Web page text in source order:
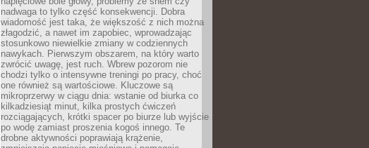
nadwaga to tylko część konsekwencji. Dobra
wiadomość jest taka, że większość z nich można
złagodzić, a nawet im zapobiec, wprowadzając
stosunkowo niewielkie zmiany w codziennych
nawykach. Pierwszym obszarem, na który warto
zwrócić uwagę, jest ruch. Wbrew pozorom nie
chodzi tylko o intensywne treningi po pracy, choć
one również są wartościowe. Kluczowe są
mikroprzerwy w ciągu dnia: wstanie od biurka co
kilkadziesiąt minut, kilka prostych ćwiczeń
rozciągających, krótki spacer po biurze lub wyjście
po wodę zamiast proszenia kogoś innego. Te
drobne aktywności poprawiają krążenie,